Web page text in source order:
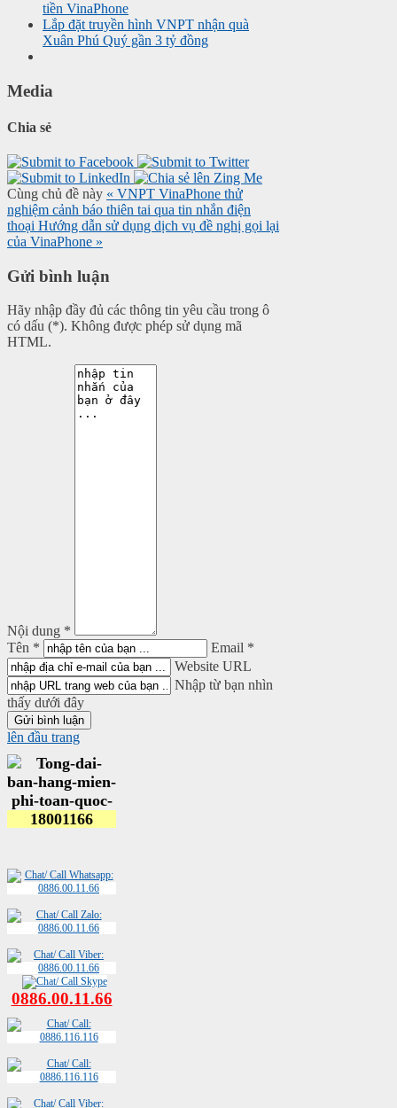
tiền VinaPhone
Lắp đặt truyền hình VNPT nhận quà
Xuân Phú Quý gần 3 tỷ đồng
Media
Chia sẻ
Cùng chủ đề này « VNPT VinaPhone thử
nghiệm cảnh báo thiên tai qua tin nhắn điện
thoại Hướng dẫn sử dụng dịch vụ đề nghị gọi lại
của VinaPhone »
Gửi bình luận
Hãy nhập đầy đủ các thông tin yêu cầu trong ô
có dấu (*). Không được phép sử dụng mã
HTML.
Nội dung *
Tên *
Email *
Website URL
Nhập từ bạn nhìn
thấy dưới đây
lên đầu trang
0886.00.11.66